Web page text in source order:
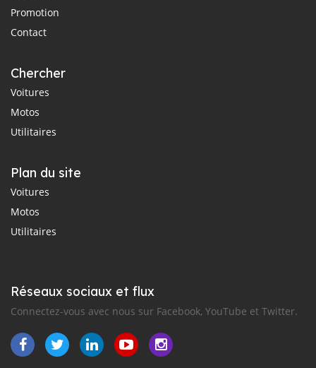
Promotion
Contact
Chercher
Voitures
Motos
Utilitaires
Plan du site
Voitures
Motos
Utilitaires
Réseaux sociaux et flux
Connectez-vous avec nous sur Facebook, YouTube et Twitter.